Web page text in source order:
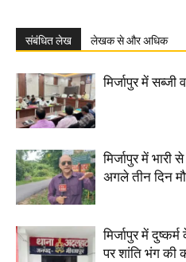
संबंधित लेख लेखक से और अधिक
मिर्जापुर में सब्जी
मिर्जापुर में
अगले तीन दिन
मिर्जापुर में
पर शांति भंग की